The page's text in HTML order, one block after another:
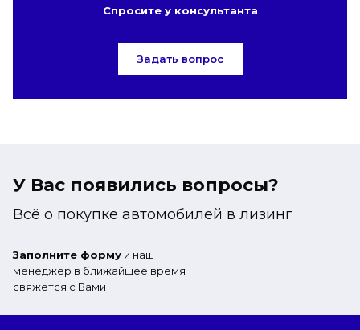
Спросите у консультанта
Задать вопрос
У Вас появились вопросы?
Всё о покупке автомобилей в лизинг
Заполните форму и наш
менеджер в ближайшее время
свяжется с Вами